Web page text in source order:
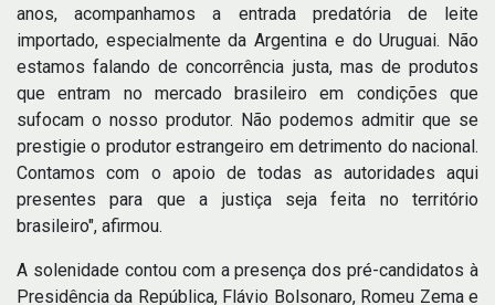
anos, acompanhamos a entrada predatória de leite
importado, especialmente da Argentina e do Uruguai. Não
estamos falando de concorrência justa, mas de produtos
que entram no mercado brasileiro em condições que
sufocam o nosso produtor. Não podemos admitir que se
prestigie o produtor estrangeiro em detrimento do nacional.
Contamos com o apoio de todas as autoridades aqui
presentes para que a justiça seja feita no território
brasileiro", afirmou.
A solenidade contou com a presença dos pré-candidatos à
Presidência da República, Flávio Bolsonaro, Romeu Zema e